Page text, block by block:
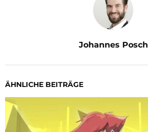
Johannes Posch
ÄHNLICHE BEITRÄGE